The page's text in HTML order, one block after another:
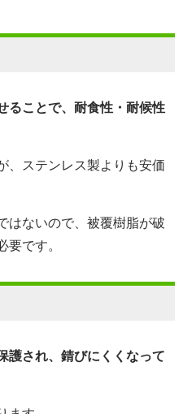
ることで、耐食性・耐候性
、ステンレス製よりも安価
はないので、被覆樹脂が破
要です。
護され、錆びにくくなって